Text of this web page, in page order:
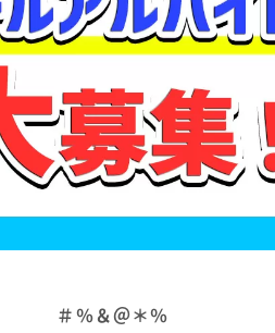
＃％＆＠＊％